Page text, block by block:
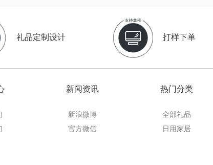
富光（专供款）
秒秒测
兰士顿 追鲸
蓄光
礼品定制设计 打样下单
新闻资讯
新浪微博
官方微信
热门分类
全部礼品
日用家居